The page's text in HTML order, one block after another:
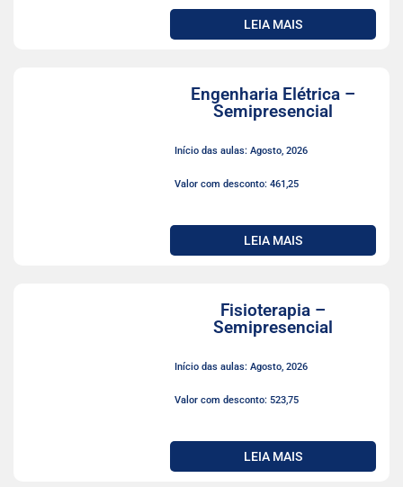
LEIA MAIS
Engenharia Elétrica –
Semipresencial
Início das aulas: Agosto, 2026
Valor com desconto: 461,25
LEIA MAIS
Fisioterapia –
Semipresencial
Início das aulas: Agosto, 2026
Valor com desconto: 523,75
LEIA MAIS